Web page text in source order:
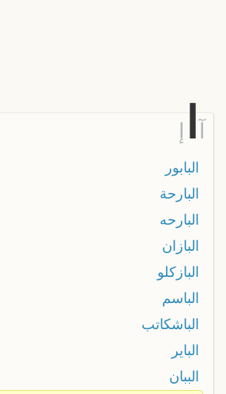
إ آ
البابور
البارحة
البارحه
البازان
البازكلو
الباسم
الباشكاتب
الباير
الببان